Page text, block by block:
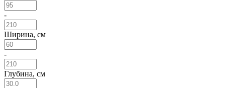
-
Ширина, см
-
Глубина, см